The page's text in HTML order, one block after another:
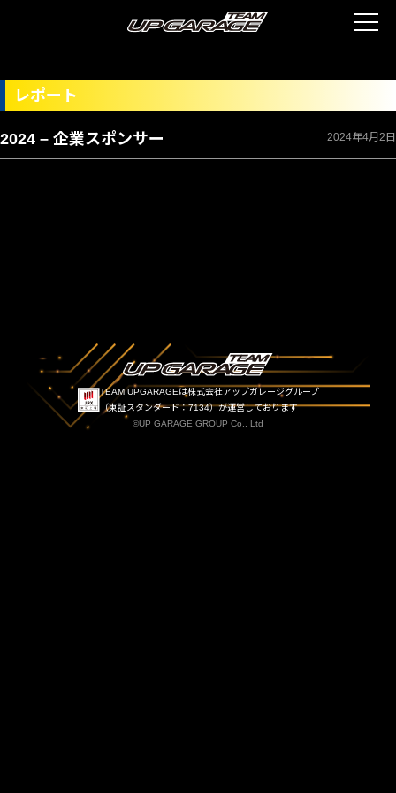
レポート
2024 – 企業スポンサー 2024年4月2日
TEAM UPGARAGEは株式会社アップガレージグループ
（東証スタンダード：7134）が運営しております
©UP GARAGE GROUP Co., Ltd